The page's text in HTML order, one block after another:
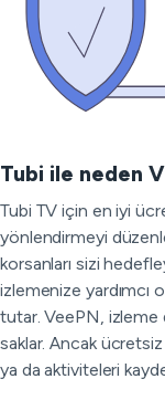
Tubi ile neden
Tubi TV için en iyi
yönlendirmeyi
korsanları sizi
izlemenize yardımcı
tutar. VeePN, izleme
saklar. Ancak
ya da aktiviteleri